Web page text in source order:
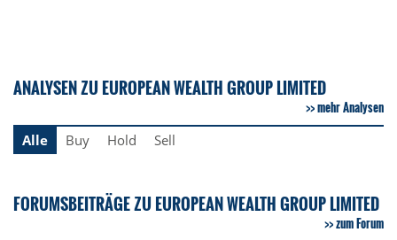
ANALYSEN ZU EUROPEAN WEALTH GROUP LIMITED
mehr Analysen
Alle
Buy Hold Sell
FORUMSBEITRÄGE ZU EUROPEAN WEALTH GROUP LIMITED
zum Forum